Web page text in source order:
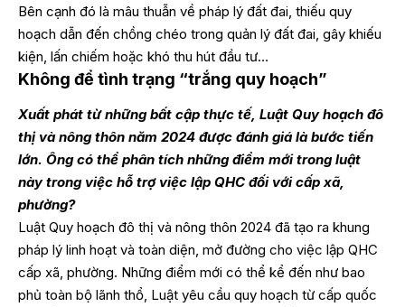
Bên cạnh đó là mâu thuẫn về pháp lý đất đai, thiếu quy
hoạch dẫn đến chồng chéo trong quản lý đất đai, gây khiếu
kiện, lấn chiếm hoặc khó thu hút đầu tư…
Không để tình trạng “trắng quy hoạch”
Xuất phát từ những bất cập thực tế, Luật Quy hoạch đô
thị và nông thôn năm 2024 được đánh giá là bước tiến
lớn. Ông có thể phân tích những điểm mới trong luật
này trong việc hỗ trợ việc lập QHC đối với cấp xã,
phường?
Luật Quy hoạch đô thị và nông thôn 2024 đã tạo ra khung
pháp lý linh hoạt và toàn diện, mở đường cho việc lập QHC
cấp xã, phường. Những điểm mới có thể kể đến như bao
phủ toàn bộ lãnh thổ, Luật yêu cầu quy hoạch từ cấp quốc